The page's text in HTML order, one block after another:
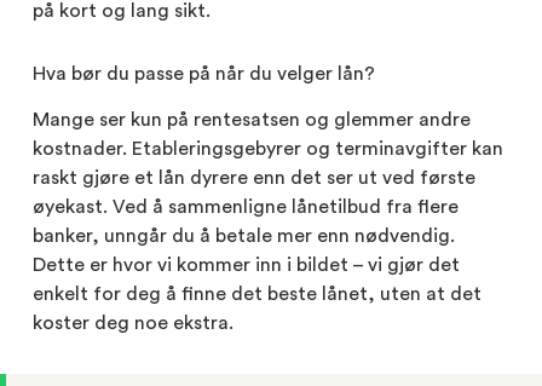
på kort og lang sikt.
Hva bør du passe på når du velger lån?
Mange ser kun på rentesatsen og glemmer andre
kostnader. Etableringsgebyrer og terminavgifter kan
raskt gjøre et lån dyrere enn det ser ut ved første
øyekast. Ved å sammenligne lånetilbud fra flere
banker, unngår du å betale mer enn nødvendig.
Dette er hvor vi kommer inn i bildet – vi gjør det
enkelt for deg å finne det beste lånet, uten at det
koster deg noe ekstra.